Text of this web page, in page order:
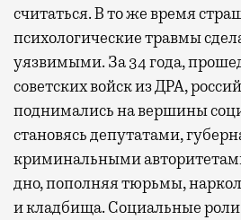
считаться. В то же время
психологические травмы
уязвимыми. За 34 года,
советских войск из ДРА,
поднимались на вершины
становясь депутатами,
криминальными
дно, пополняя тюрьмы,
и кладбища. Социальные роли